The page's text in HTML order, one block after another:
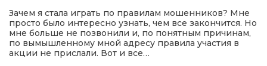
Зачем я стала играть по правилам мошенников? Мне
просто было интересно узнать, чем все закончится. Но
мне больше не позвонили и, по понятным причинам,
по вымышленному мной адресу правила участия в
акции не прислали. Вот и все…